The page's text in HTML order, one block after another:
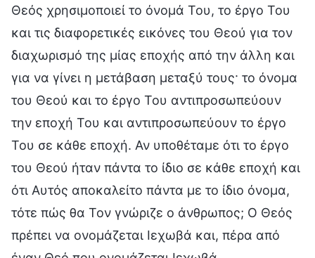
Θεός χρησιμοποιεί το όνομά Του, το έργο Του
και τις διαφορετικές εικόνες του Θεού για τον
διαχωρισμό της μίας εποχής από την άλλη και
για να γίνει η μετάβαση μεταξύ τους· το όνομα
του Θεού και το έργο Του αντιπροσωπεύουν
την εποχή Του και αντιπροσωπεύουν το έργο
Του σε κάθε εποχή. Αν υποθέταμε ότι το έργο
του Θεού ήταν πάντα το ίδιο σε κάθε εποχή και
ότι Αυτός αποκαλείτο πάντα με το ίδιο όνομα,
τότε πώς θα Τον γνώριζε ο άνθρωπος; Ο Θεός
πρέπει να ονομάζεται Ιεχωβά και, πέρα από